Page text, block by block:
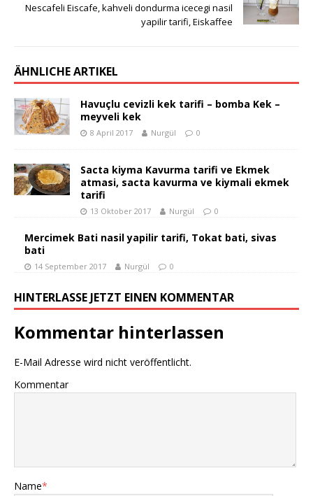
Nescafeli Eiscafe, kahveli dondurma icecegi nasil
yapilir tarifi, Eiskaffee
ÄHNLICHE ARTIKEL
Havuçlu cevizli kek tarifi – bomba Kek –
meyveli kek
8 April 2017 Nurgül 0
Sacta kiyma Kavurma tarifi ve Ekmek
atmasi, sacta kavurma ve kiymali ekmek
tarifi
13 Oktober 2017 Nurgül 0
Mercimek Bati nasil yapilir tarifi, Tokat bati, sivas
bati
14 September 2017 Nurgül 0
HINTERLASSE JETZT EINEN KOMMENTAR
Kommentar hinterlassen
E-Mail Adresse wird nicht veröffentlicht.
Kommentar
Name*